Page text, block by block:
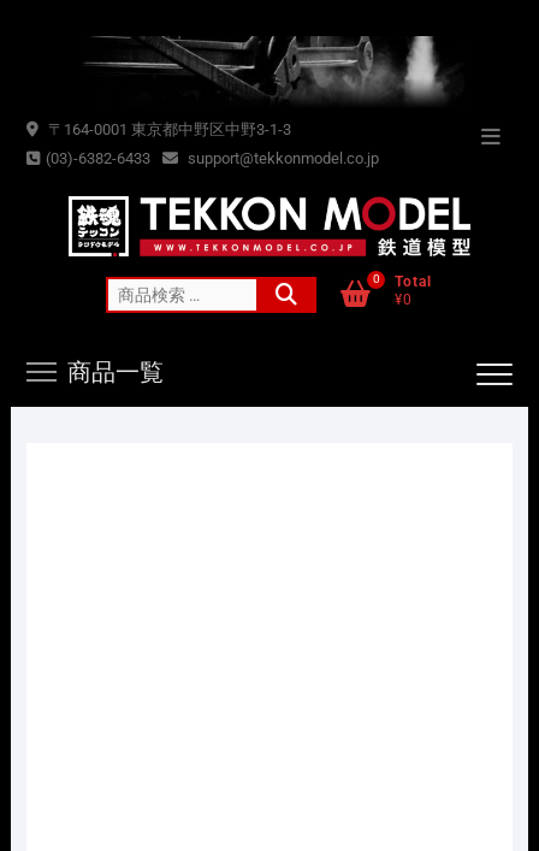
〒164-0001 東京都中野区中野3-1-3
(03)-6382-6433
support@tekkonmodel.co.jp
索
0
Total
¥0
商品一覧